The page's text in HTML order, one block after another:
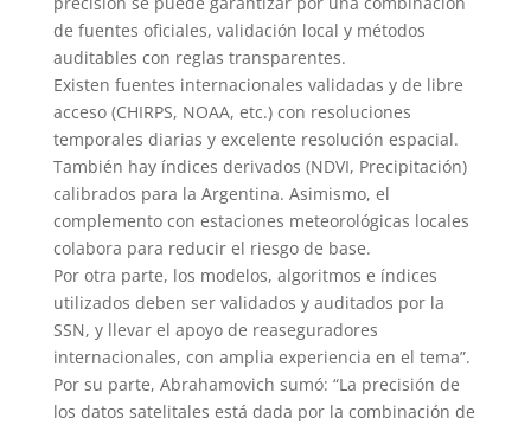
de fuentes oficiales, validación local y métodos
auditables con reglas transparentes.
Existen fuentes internacionales validadas y de libre
acceso (CHIRPS, NOAA, etc.) con resoluciones
temporales diarias y excelente resolución espacial.
También hay índices derivados (NDVI, Precipitación)
calibrados para la Argentina. Asimismo, el
complemento con estaciones meteorológicas locales
colabora para reducir el riesgo de base.
Por otra parte, los modelos, algoritmos e índices
utilizados deben ser validados y auditados por la
SSN, y llevar el apoyo de reaseguradores
internacionales, con amplia experiencia en el tema”.
Por su parte, Abrahamovich sumó: “La precisión de
los datos satelitales está dada por la combinación de